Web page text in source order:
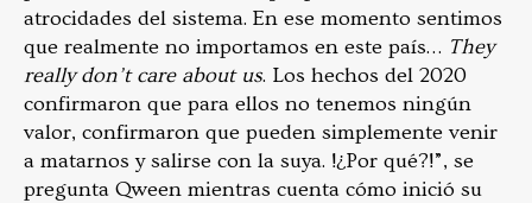
atrocidades del sistema. En ese momento sentimos
que realmente no importamos en este país… They
really don’t care about us. Los hechos del 2020
confirmaron que para ellos no tenemos ningún
valor, confirmaron que pueden simplemente venir
a matarnos y salirse con la suya. !¿Por qué?!”, se
pregunta Qween mientras cuenta cómo inició su